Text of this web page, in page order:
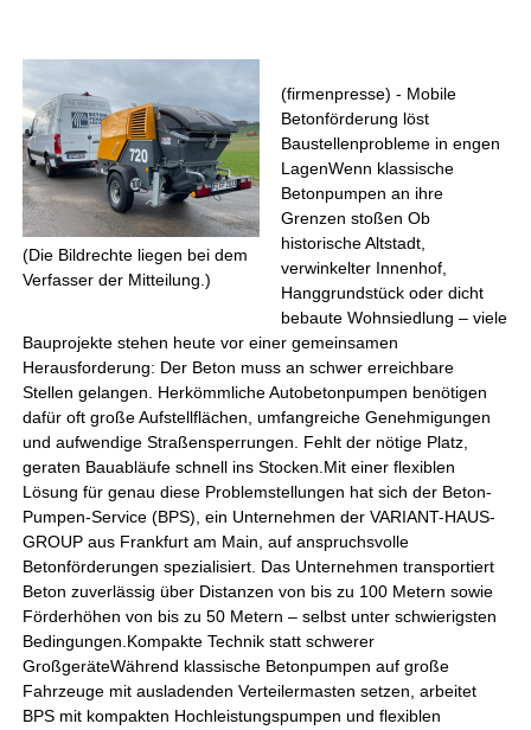
(Die Bildrechte liegen bei dem
Verfasser der Mitteilung.)
(firmenpresse) - Mobile
Betonförderung löst
Baustellenprobleme in engen
LagenWenn klassische
Betonpumpen an ihre
Grenzen stoßen Ob
historische Altstadt,
verwinkelter Innenhof,
Hanggrundstück oder dicht
bebaute Wohnsiedlung – viele
Bauprojekte stehen heute vor einer gemeinsamen
Herausforderung: Der Beton muss an schwer erreichbare
Stellen gelangen. Herkömmliche Autobetonpumpen benötigen
dafür oft große Aufstellflächen, umfangreiche Genehmigungen
und aufwendige Straßensperrungen. Fehlt der nötige Platz,
geraten Bauabläufe schnell ins Stocken.Mit einer flexiblen
Lösung für genau diese Problemstellungen hat sich der Beton-
Pumpen-Service (BPS), ein Unternehmen der VARIANT-HAUS-
GROUP aus Frankfurt am Main, auf anspruchsvolle
Betonförderungen spezialisiert. Das Unternehmen transportiert
Beton zuverlässig über Distanzen von bis zu 100 Metern sowie
Förderhöhen von bis zu 50 Metern – selbst unter schwierigsten
Bedingungen.Kompakte Technik statt schwerer
GroßgeräteWährend klassische Betonpumpen auf große
Fahrzeuge mit ausladenden Verteilermasten setzen, arbeitet
BPS mit kompakten Hochleistungspumpen und flexiblen